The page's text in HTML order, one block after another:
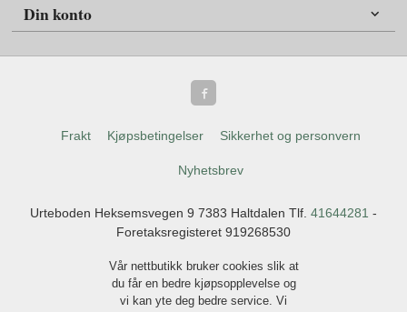
Din konto
Frakt Kjøpsbetingelser Sikkerhet og personvern
Nyhetsbrev
Urteboden Heksemsvegen 9 7383 Haltdalen Tlf. 41644281 -
Foretaksregisteret 919268530
Vår nettbutikk bruker cookies slik at
du får en bedre kjøpsopplevelse og
vi kan yte deg bedre service. Vi